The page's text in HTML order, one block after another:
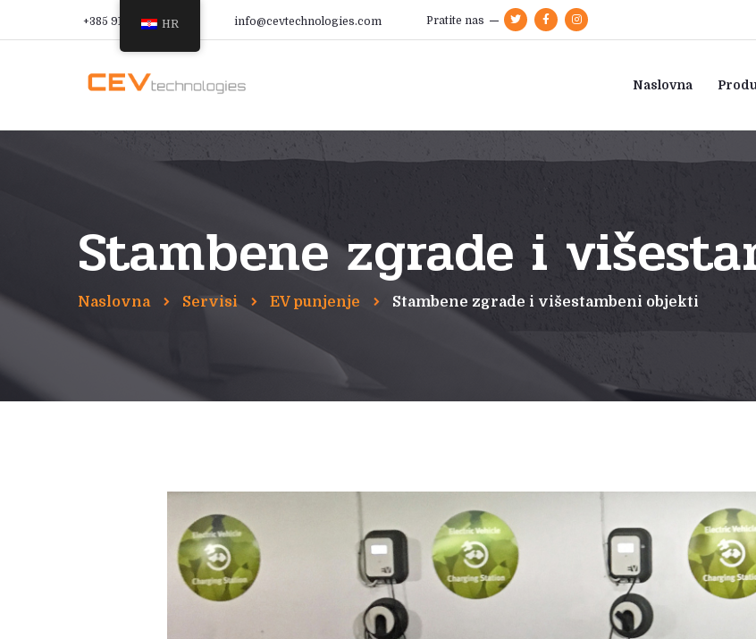
+385 91 366 9988 info@cevtechnologies.com Pratite nas
Naslovna
Stambene zgrade i
Naslovna Servisi EV punjenje Stambene zgrade i višestambeni objekti
HR